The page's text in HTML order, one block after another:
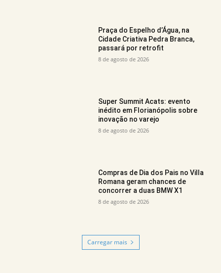
Praça do Espelho d’Água, na
Cidade Criativa Pedra Branca,
passará por retrofit
8 de agosto de 2026
Super Summit Acats: evento
inédito em Florianópolis sobre
inovação no varejo
8 de agosto de 2026
Compras de Dia dos Pais no Villa
Romana geram chances de
concorrer a duas BMW X1
8 de agosto de 2026
Carregar mais